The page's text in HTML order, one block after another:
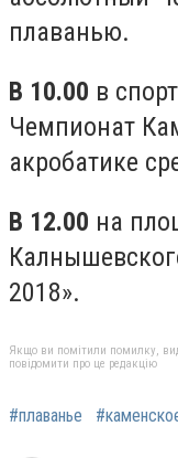
плаванью.
В 10.00 в
Чемпионат
акробатике
В 12.00 на
2018».
Якщо ви помітили помилку,
повідомити про це редакцію
#плаванье